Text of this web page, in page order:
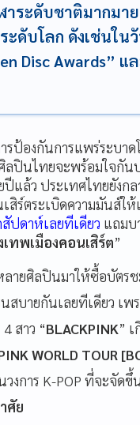
ระดับชาติมากมา
ดับโลก ดังเช่นใน
Disc Awards” แ
ป้องกันการแพร่ระบา
ลปินไทยจะพร้อมใจกั
แล้ว ประเทศไทยยังก
ร์ตระเบิดความมันส์ใ
ปดาห์เลยทีเดียว แถมบ
เทพเมืองคอนเสิร์ต”
ยศิลปินมาให้ซื้อบัตรช
สบายกันเลยทีเดียว เพ
สาว “BLACKPINK”
WORLD TOUR
งการ K-POP ที่จะจัด
ศัย